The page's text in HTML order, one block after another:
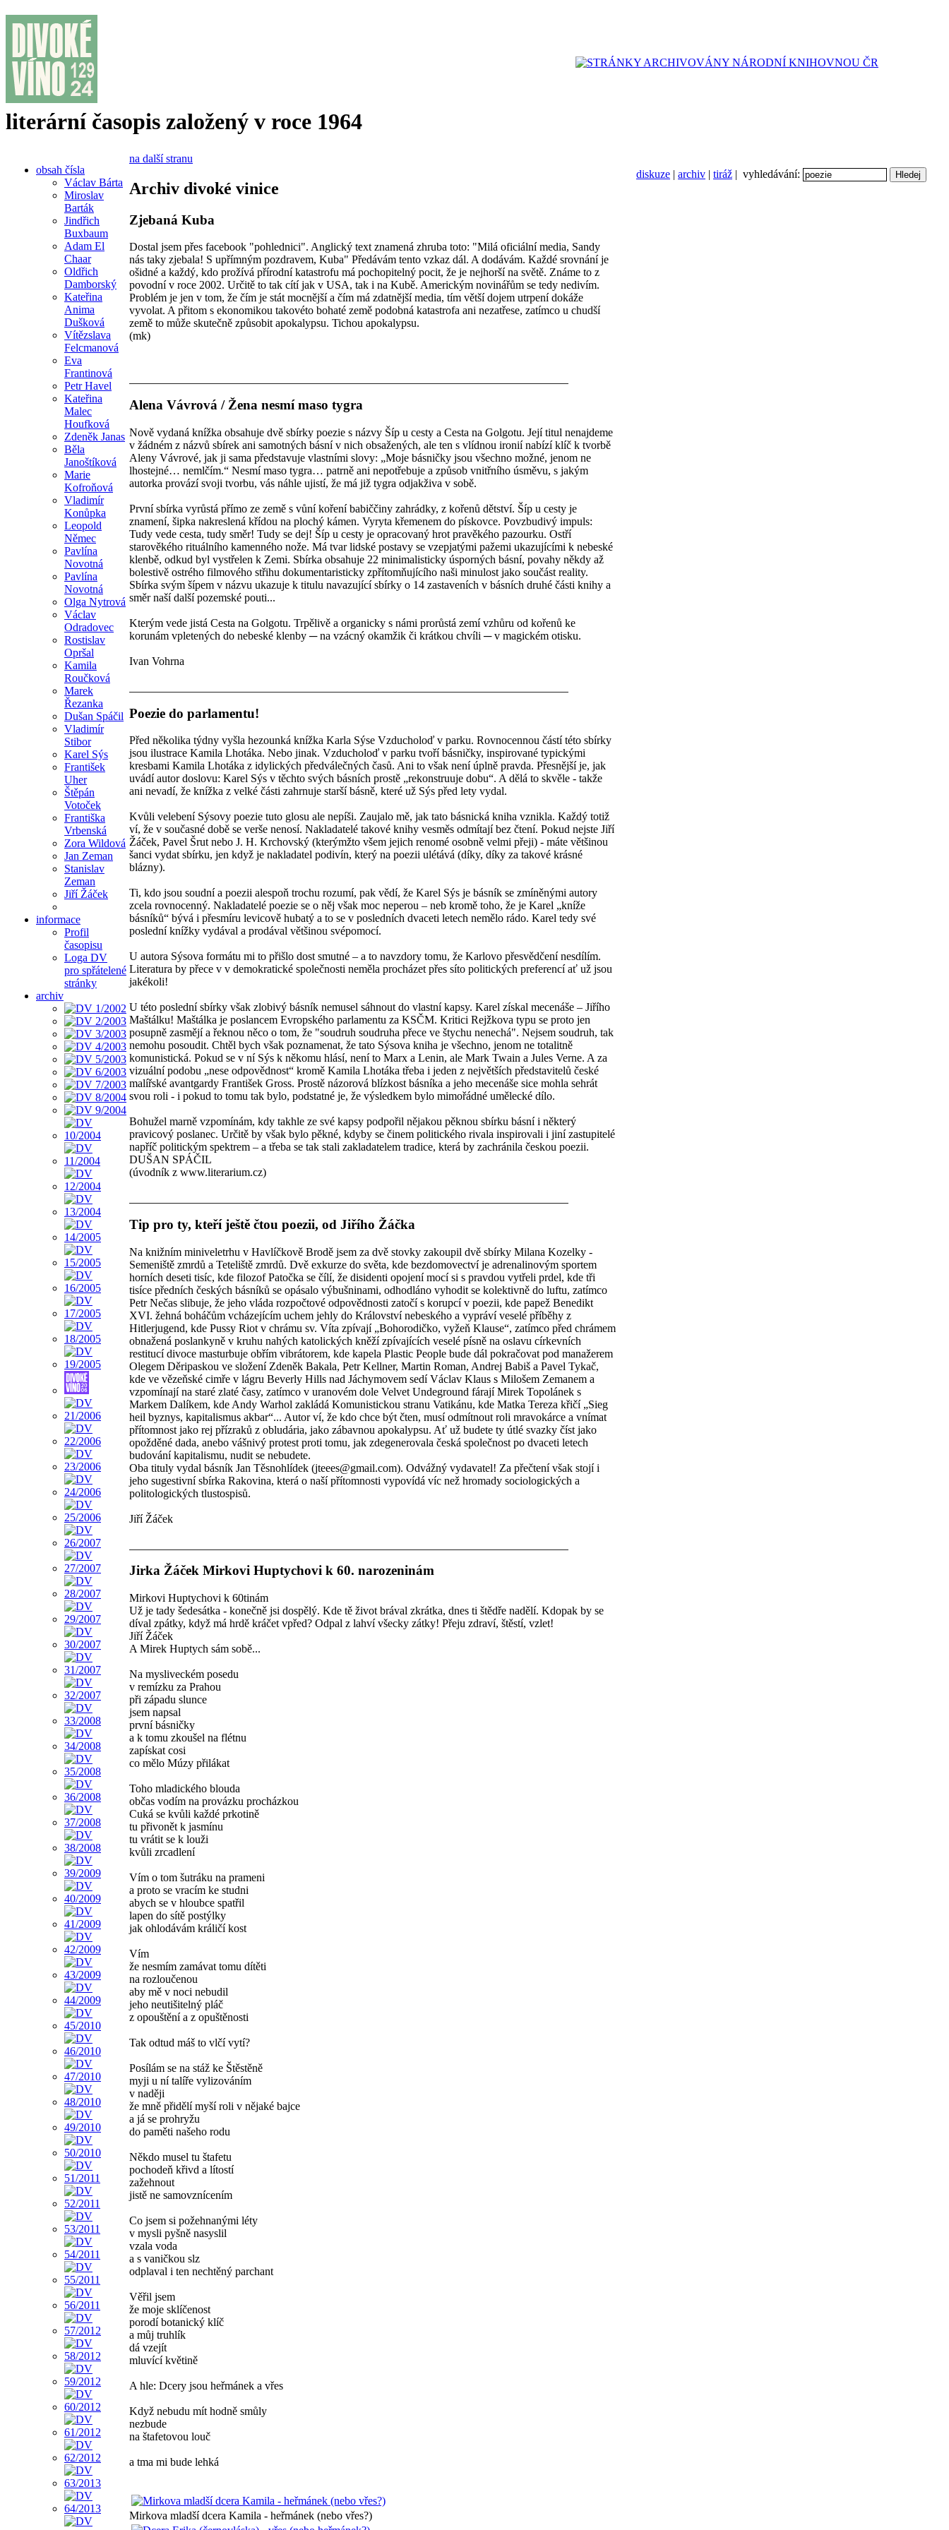
literární časopis založený v roce 1964
diskuze | archiv | tiráž | vyhledávání:
obsah čísla
Václav Bárta
Miroslav
Barták
Jindřich
Buxbaum
Adam El
Chaar
Oldřich
Damborský
Kateřina
Anima
Dušková
Vítězslava
Felcmanová
Eva
Frantinová
Petr Havel
Kateřina
Malec
Houfková
Zdeněk Janas
Běla
Janoštíková
Marie
Kofroňová
Vladimír
Konůpka
Leopold
Němec
Pavlína
Novotná
Pavlína
Novotná
Olga Nytrová
Václav
Odradovec
Rostislav
Opršal
Kamila
Roučková
Marek
Řezanka
Dušan Spáčil
Vladimír
Stibor
Karel Sýs
František
Uher
Štěpán
Votoček
Františka
Vrbenská
Zora Wildová
Jan Zeman
Stanislav
Zeman
Jiří Žáček
informace
Profil
časopisu
Loga DV
pro spřátelené
stránky
archiv
na další stranu
Archiv divoké vinice
Zjebaná Kuba
Dostal jsem přes facebook "pohlednici". Anglický text znamená zhruba toto: "Milá oficiální media, Sandy
nás taky zjebala! S upřímným pozdravem, Kuba" Předávám tento vzkaz dál. A dodávám. Každé srovnání je
ošidné a každý, kdo prožívá přírodní katastrofu má pochopitelný pocit, že je nejhorší na světě. Známe to z
povodní v roce 2002. Určitě to tak cítí jak v USA, tak i na Kubě. Americkým novinářům se tedy nedivím.
Problém je jen v tom, že čím je stát mocnější a čím má zdatnější media, tím větší dojem utrpení dokáže
vyvolat. A přitom s ekonomikou takovéto bohaté země podobná katastrofa ani nezatřese, zatímco u chudší
země to může skutečně způsobit apokalypsu. Tichou apokalypsu.
(mk)
Alena Vávrová / Žena nesmí maso tygra
Nově vydaná knížka obsahuje dvě sbírky poezie s názvy Šíp u cesty a Cesta na Golgotu. Její titul nenajdeme
v žádném z názvů sbírek ani samotných básní v nich obsažených, ale ten s vlídnou ironií nabízí klíč k tvorbě
Aleny Vávrové, jak ji sama představuje vlastními slovy: „Moje básničky jsou všechno možné, jenom ne
lhostejné… nemlčím.“ Nesmí maso tygra… patrně ani nepotřebuje a způsob vnitřního úsměvu, s jakým
autorka provází svoji tvorbu, vás náhle ujistí, že má již tygra odjakživa v sobě.
První sbírka vyrůstá přímo ze země s vůní koření babiččiny zahrádky, z kořenů dětství. Šíp u cesty je
znamení, šipka nakreslená křídou na plochý kámen. Vyryta křemenem do pískovce. Povzbudivý impuls:
Tudy vede cesta, tudy směr! Tudy se dej! Šíp u cesty je opracovaný hrot pravěkého pazourku. Ostří
starověkého rituálního kamenného nože. Má tvar lidské postavy se vzepjatými pažemi ukazujícími k nebeské
klenbě, odkud byl vystřelen k Zemi. Sbírka obsahuje 22 minimalisticky úsporných básní, povahy někdy až
bolestivě ostrého filmového střihu dokumentaristicky zpřítomňujícího naši minulost jako součást reality.
Sbírka svým šípem v názvu ukazuje k titulu navazující sbírky o 14 zastaveních v básních druhé části knihy a
směr naší další pozemské pouti...
Kterým vede jistá Cesta na Golgotu. Trpělivě a organicky s námi prorůstá zemí vzhůru od kořenů ke
korunám vpletených do nebeské klenby ─ na vzácný okamžik či krátkou chvíli ─ v magickém otisku.
Ivan Vohrna
Poezie do parlamentu!
Před několika týdny vyšla hezounká knížka Karla Sýse Vzducholoď v parku. Rovnocennou částí této sbírky
jsou ilustrace Kamila Lhotáka. Nebo jinak. Vzducholoď v parku tvoří básničky, inspirované typickými
kresbami Kamila Lhotáka z idylických předválečných časů. Ani to však není úplně pravda. Přesnější je, jak
uvádí autor doslovu: Karel Sýs v těchto svých básních prostě „rekonstruuje dobu“. A dělá to skvěle - takže
ani nevadí, že knížka z velké části zahrnuje starší básně, které už Sýs před lety vydal.
Kvůli velebení Sýsovy poezie tuto glosu ale nepíši. Zaujalo mě, jak tato básnická kniha vznikla. Každý totiž
ví, že v současné době se verše nenosí. Nakladatelé takové knihy vesměs odmítají bez čtení. Pokud nejste Jiří
Žáček, Pavel Šrut nebo J. H. Krchovský (kterýmžto všem jejich renomé osobně velmi přeji) - máte většinou
šanci vydat sbírku, jen když je nakladatel podivín, který na poezii ulétává (díky, díky za takové krásné
blázny).
Ti, kdo jsou soudní a poezii alespoň trochu rozumí, pak vědí, že Karel Sýs je básník se zmíněnými autory
zcela rovnocenný. Nakladatelé poezie se o něj však moc neperou – neb kromě toho, že je Karel „kníže
básníků“ bývá i přesmíru levicově hubatý a to se v posledních dvaceti letech nemělo rádo. Karel tedy své
poslední knížky vydával a prodával většinou svépomocí.
U autora Sýsova formátu mi to přišlo dost smutné – a to navzdory tomu, že Karlovo přesvědčení nesdílím.
Literatura by přece v v demokratické společnosti neměla procházet přes síto politických preferencí ať už jsou
jakékoli!
U této poslední sbírky však zlobivý básník nemusel sáhnout do vlastní kapsy. Karel získal mecenáše – Jiřího
Maštálku! Maštálka je poslancem Evropského parlamentu za KSČM. Kritici Rejžkova typu se proto jen
posupně zasmějí a řeknou něco o tom, že "soudruh soudruha přece ve štychu nenechá". Nejsem soudruh, tak
nemohu posoudit. Chtěl bych však poznamenat, že tato Sýsova kniha je všechno, jenom ne totalitně
komunistická. Pokud se v ní Sýs k někomu hlásí, není to Marx a Lenin, ale Mark Twain a Jules Verne. A za
vizuální podobu „nese odpovědnost“ kromě Kamila Lhotáka třeba i jeden z největších představitelů české
malířské avantgardy František Gross. Prostě názorová blízkost básníka a jeho mecenáše sice mohla sehrát
svou roli - i pokud to tomu tak bylo, podstatné je, že výsledkem bylo mimořádné umělecké dílo.
Bohužel marně vzpomínám, kdy takhle ze své kapsy podpořil nějakou pěknou sbírku básní i některý
pravicový poslanec. Určitě by však bylo pěkné, kdyby se činem politického rivala inspirovali i jiní zastupitelé
napříč politickým spektrem – a třeba se tak stali zakladatelem tradice, která by zachránila českou poezii.
DUŠAN SPÁČIL
(úvodník z www.literarium.cz)
Tip pro ty, kteří ještě čtou poezii, od Jiřího Žáčka
Na knižním miniveletrhu v Havlíčkově Brodě jsem za dvě stovky zakoupil dvě sbírky Milana Kozelky -
Semeniště zmrdů a Teteliště zmrdů. Dvě exkurze do světa, kde bezdomovectví je adrenalinovým sportem
horních deseti tisíc, kde filozof Patočka se čílí, že disidenti opojení mocí si s pravdou vytřeli prdel, kde tři
tisíce předních českých básníků se opásalo výbušninami, odhodláno vyhodit se kolektivně do luftu, zatímco
Petr Nečas slibuje, že jeho vláda rozpočtové odpovědnosti zatočí s korupcí v poezii, kde papež Benedikt
XVI. žehná boháčům vcházejícím uchem jehly do Království nebeského a vypráví veselé příběhy z
Hitlerjugend, kde Pussy Riot v chrámu sv. Víta zpívají „Bohorodičko, vyžeň Klause“, zatímco před chrámem
obnažená poslankyně v kruhu nahých katolických kněží zpívajících veselé písně na oslavu církevních
restitucí divoce masturbuje obřím vibrátorem, kde kapela Plastic People bude dál pokračovat pod manažerem
Olegem Děripaskou ve složení Zdeněk Bakala, Petr Kellner, Martin Roman, Andrej Babiš a Pavel Tykač,
kde ve vězeňské cimře v lágru Beverly Hills nad Jáchymovem sedí Václav Klaus s Milošem Zemanem a
vzpomínají na staré zlaté časy, zatímco v uranovém dole Velvet Undeground fárají Mirek Topolánek s
Markem Dalíkem, kde Andy Warhol zakládá Komunistickou stranu Vatikánu, kde Matka Tereza křičí „Sieg
heil byznys, kapitalismus akbar“... Autor ví, že kdo chce být čten, musí odmítnout roli mravokárce a vnímat
přítomnost jako rej přízraků z obludária, jako zábavnou apokalypsu. Ať už budete ty útlé svazky číst jako
opožděné dada, anebo vášnivý protest proti tomu, jak zdegenerovala česká společnost po dvaceti letech
budování kapitalismu, nudit se nebudete.
Oba tituly vydal básník Jan Těsnohlídek (jteees@gmail.com). Odvážný vydavatel! Za přečtení však stojí i
jeho sugestivní sbírka Rakovina, která o naší přítomnosti vypovídá víc než hromady sociologických a
politologických tlustospisů.
Jiří Žáček
Jirka Žáček Mirkovi Huptychovi k 60. narozeninám
Mirkovi Huptychovi k 60tinám
Už je tady šedesátka - konečně jsi dospělý. Kde tě život brával zkrátka, dnes ti štědře nadělí. Kdopak by se
díval zpátky, když má hrdě kráčet vpřed? Odpal z lahví všecky zátky! Přeju zdraví, štěstí, vzlet!
Jiří Žáček
A Mirek Huptych sám sobě...
Na mysliveckém posedu
v remízku za Prahou
při západu slunce
jsem napsal
první básničky
a k tomu zkoušel na flétnu
zapískat cosi
co mělo Múzy přilákat
Toho mladického blouda
občas vodím na provázku procházkou
Cuká se kvůli každé prkotině
tu přivonět k jasmínu
tu vrátit se k louži
kvůli zrcadlení
Vím o tom šutráku na prameni
a proto se vracím ke studni
abych se v hloubce spatřil
lapen do sítě postýlky
jak ohlodávám králičí kost
Vím
že nesmím zamávat tomu dítěti
na rozloučenou
aby mě v noci nebudil
jeho neutišitelný pláč
z opouštění a z opuštěnosti
Tak odtud máš to vlčí vytí?
Posílám se na stáž ke Štěstěně
myji u ní talíře vylizováním
v naději
že mně přidělí myší roli v nějaké bajce
a já se prohryžu
do paměti našeho rodu
Někdo musel tu štafetu
pochodeň křivd a lítostí
zažehnout
jistě ne samovznícením
Co jsem si požehnanými léty
v mysli pyšně nasyslil
vzala voda
a s vaničkou slz
odplaval i ten nechtěný parchant
Věřil jsem
že moje sklíčenost
porodí botanický klíč
a můj truhlík
dá vzejít
mluvící květině
A hle: Dcery jsou heřmánek a vřes
Když nebudu mít hodně smůly
nezbude
na štafetovou louč
a tma mi bude lehká
Mirkova mladší dcera Kamila - heřmánek (nebo vřes?)